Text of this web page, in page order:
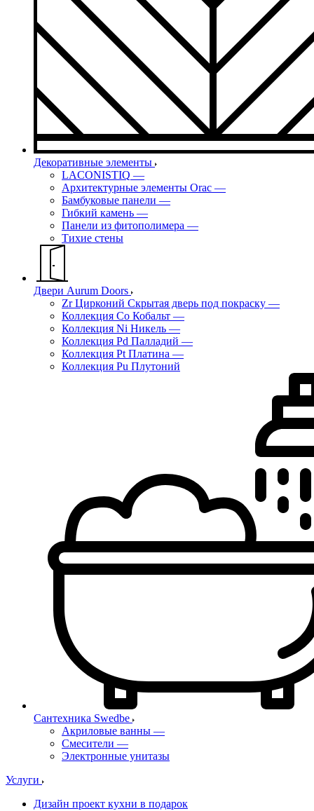
Декоративные элементы
LACONISTIQ —
Архитектурные элементы Orac —
Бамбуковые панели —
Гибкий камень —
Панели из фитополимера —
Тихие стены
Двери Aurum Doors
Zr Цирконий Скрытая дверь под покраску —
Коллекция Co Кобальт —
Коллекция Ni Никель —
Коллекция Pd Палладий —
Коллекция Pt Платина —
Коллекция Pu Плутоний
Сантехника Swedbe
Акриловые ванны —
Смесители —
Электронные унитазы
Услуги
Дизайн проект кухни в подарок